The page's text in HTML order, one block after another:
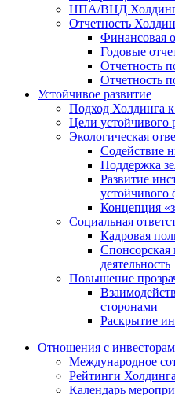
НПА/ВНД
Отчетность
Финансовая
Годовые
Отчетность
Отчетность
Устойчивое развитие
Подход Холдинга
Цели
Экологическая
Содействие
Поддержка
Развитие
устойчивого
Концепция
Социальная
Кадровая
Спонсорская
деятельность
Повышение
сторонами
Раскрытие
Отношения с
Международное
Рейтинги Холдинга
Календарь